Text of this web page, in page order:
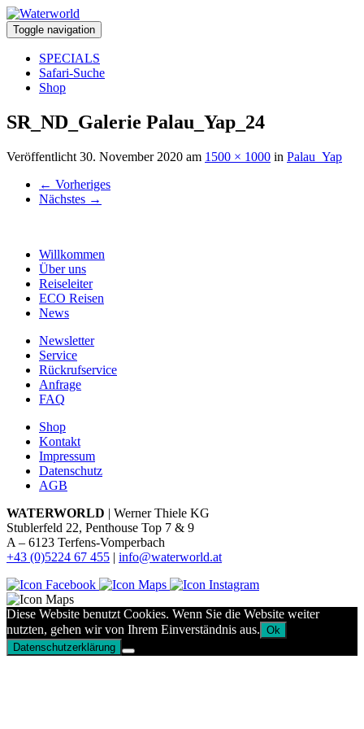
Toggle navigation
SPECIALS
Safari-Suche
Shop
SR_ND_Galerie Palau_Yap_24
Veröffentlicht 30. November 2020 am 1500 × 1000 in Palau_Yap
← Vorheriges
Nächstes →
Willkommen
Über uns
Reiseleiter
ECO Reisen
News
Newsletter
Service
Rückrufservice
Anfrage
FAQ
Shop
Kontakt
Impressum
Datenschutz
AGB
WATERWORLD | Werner Thiele KG
Stublerfeld 22, Penthouse Top 7 & 9
A – 6123 Terfens-Vomperbach
+43 (0)5224 67 455 | info@waterworld.at
Diese Website benutzt Cookies. Wenn Sie die Website weiter
nutzten, gehen wir von Ihrem Einverständnis aus. Ok
Datenschutzerklärung